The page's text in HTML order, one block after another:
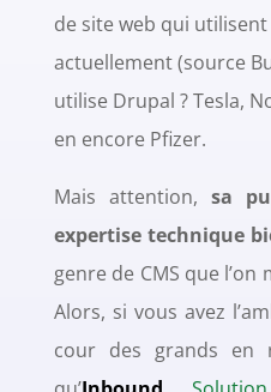
de site web qui
actuellement (source
utilise Drupal ? Tesla,
en encore Pfizer.
Mais attention, sa
expertise technique
genre de CMS que
Alors, si vous avez
cour des grands en